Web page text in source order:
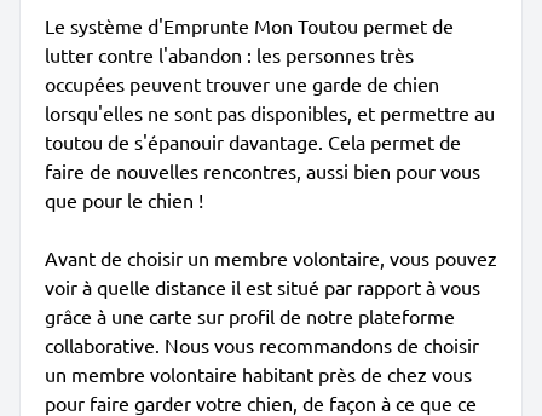
Le système d'Emprunte Mon Toutou permet de
lutter contre l'abandon : les personnes très
occupées peuvent trouver une garde de chien
lorsqu'elles ne sont pas disponibles, et permettre au
toutou de s'épanouir davantage. Cela permet de
faire de nouvelles rencontres, aussi bien pour vous
que pour le chien !
Avant de choisir un membre volontaire, vous pouvez
voir à quelle distance il est situé par rapport à vous
grâce à une carte sur profil de notre plateforme
collaborative. Nous vous recommandons de choisir
un membre volontaire habitant près de chez vous
pour faire garder votre chien, de façon à ce que ce